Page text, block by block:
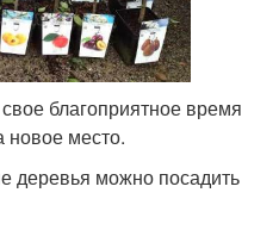
благоприятное время
новое место.
деревья можно посадить